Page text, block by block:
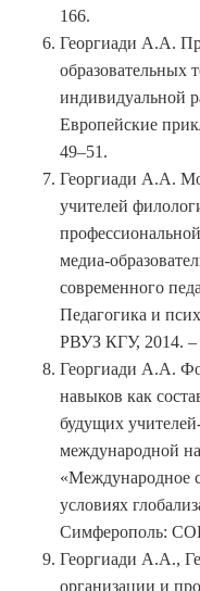
166.
Георгиади А.А.
образовательных
индивидуальной
Европейские
49–51.
Георгиади А.А.
учителей
медиа-
современного
Педагогика и
РВУЗ КГУ, 2014.
Георгиади А.А.
навыков как
будущих
международной
«Международное
условиях
Симферополь:
Георгиади А.А.,
организации и